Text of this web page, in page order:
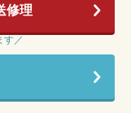
修理
す／